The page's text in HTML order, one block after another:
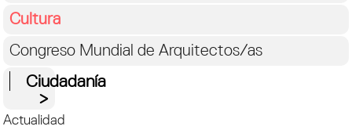
Cultura
Congreso Mundial de Arquitectos/as
Ciudadanía
Actualidad